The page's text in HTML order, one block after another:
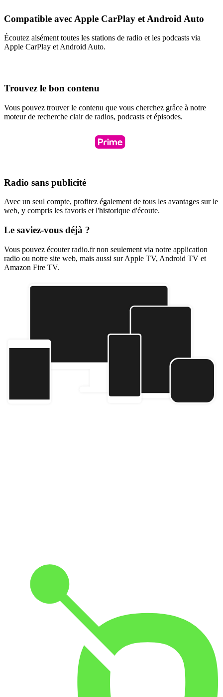
Compatible avec Apple CarPlay et Android Auto
Écoutez aisément toutes les stations de radio et les podcasts via
Apple CarPlay et Android Auto.
Trouvez le bon contenu
Vous pouvez trouver le contenu que vous cherchez grâce à notre
moteur de recherche clair de radios, podcasts et épisodes.
Radio sans publicité
Avec un seul compte, profitez également de tous les avantages sur le
web, y compris les favoris et l'historique d'écoute.
Le saviez-vous déjà ?
Vous pouvez écouter radio.fr non seulement via notre application
radio ou notre site web, mais aussi sur Apple TV, Android TV et
Amazon Fire TV.